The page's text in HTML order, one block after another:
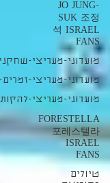
JO JUNG-
SUK 조정
석 ISRAEL
FANS
מועדוני-מעריצי-
מועדוני-מעריצי-
מועדוני-מעריצי-
FORESTELLA
포레스텔라
ISRAEL
FANS
טיולים